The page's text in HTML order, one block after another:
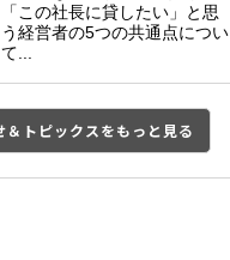
「この社長に貸したい」と思
う経営者の5つの共通点につい
て...
＆トピックスをもっと見る